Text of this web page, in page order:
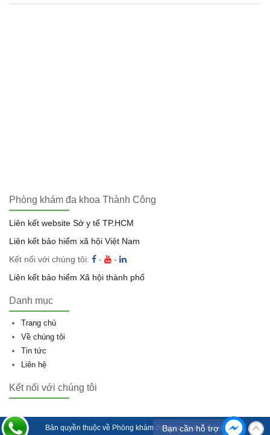
Phòng khám đa khoa Thành Công
Liên kết website Sở y tế TP.HCM
Liên kết bảo hiểm xã hội Việt Nam
Kết nối với chúng tôi:
-
-
Liên kết bảo hiểm Xã hội thành phố
Danh mục
Trang chủ
Về chúng tôi
Tin tức
Liên hệ
Kết nối với chúng tôi
Bản quyền thuộc về Phòng khám đa khoa Thành Công
Bạn cần hỗ trợ